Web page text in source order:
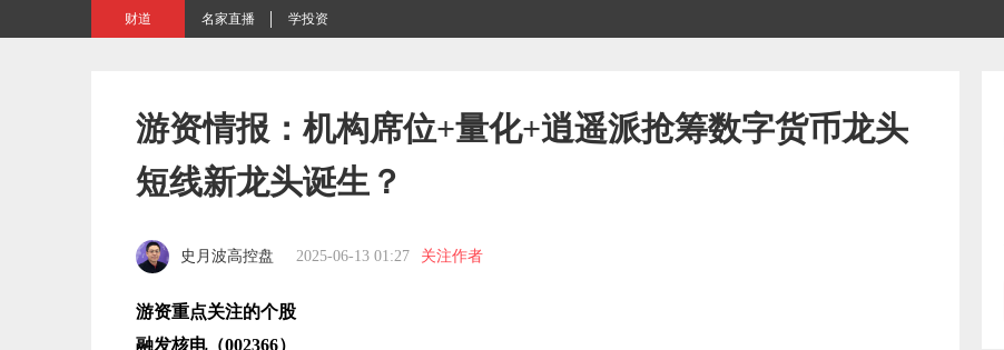
财道 名家直播 学投资
游资情报：机构席位+量化+逍遥派抢筹数字货币龙头
短线新龙头诞生？
史月波高控盘 2025-06-13 01:27 关注作者
游资重点关注的个股
融发核电（002366）​